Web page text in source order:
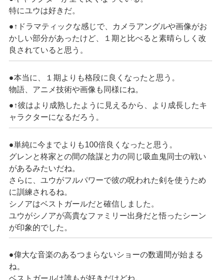
特にユウは好き だ。
●↑ドラマティックな感じで、カメラアングルや画像がお
かしい部分があったけど、 １期 と比べると素晴らしく改
良されていると思 う 。
●本当に、１期よりも格段に良くなったと思 う 。
物語、アニメ技術や画像も同様にね。
●↑彼はより成熟したように見えるから、
より成長したキ
ャラクターになるだろう 。
●単純に今までよりも100倍良 くなったと 思 う 。
グレンと柊家との間の陰謀と力の同じ吸血鬼同士の戦い
があるみたいだね。
さらに
、ユウがフルパワーで彼の呪われた剣を使うため
に訓練されるね。
シノアはベストガールだと確信しました。
ユウがシノアが高貴なファミリー出身だと悟ったシーン
が印象的でした。
●偉大な音楽のあるつまらないショーの数週間が始まる
ね。
ベストガールは誰もが好きだけどね。